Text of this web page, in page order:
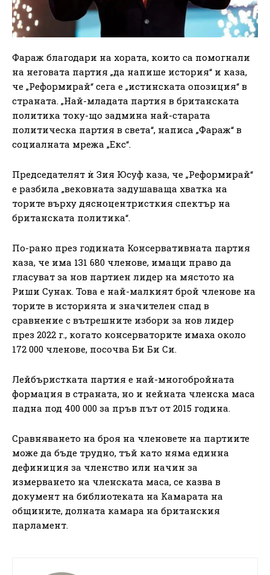
Фараж благодари на хората, които са помогнали
на неговата партия „да напише история“ и каза,
че „Реформирай“ сега е „истинската опозиция“ в
страната. „Най-младата партия в британската
политика току-що задмина най-старата
политическа партия в света“, написа „Фараж“ в
социалната мрежа „Екс“.
Председателят ѝ Зия Юсуф каза, че „Реформирай“
е разбила „вековната задушаваща хватка на
торите върху дясноцентристкия спектър на
британската политика“.
По-рано през годината Консервативната партия
каза, че има 131 680 членове, имащи право да
гласуват за нов партиен лидер на мястото на
Риши Сунак. Това е най-малкият брой членове на
торите в историята и значителен спад в
сравнение с вътрешните избори за нов лидер
през 2022 г., когато консерваторите имаха около
172 000 членове, посочва Би Би Си.
Лейбъристката партия е най-многобройната
формация в страната, но и нейната членска маса
падна под 400 000 за пръв път от 2015 година.
Сравняването на броя на членовете на партиите
може да бъде трудно, тъй като няма единна
дефиниция за членство или начин за
измерването на членската маса, се казва в
документ на библиотеката на Камарата на
общините, долната камара на британския
парламент.